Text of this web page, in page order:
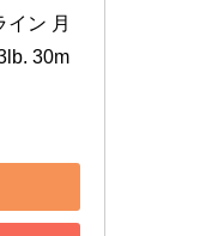
イン 月
30m